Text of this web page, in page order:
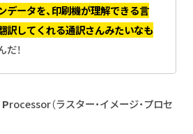
データを、印刷機が理解できる言
訳してくれる通訳さんみたいなも
だ！
Processor（ラスター・イメージ・プロセ